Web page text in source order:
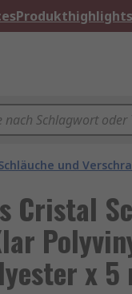
Produkthighlights
und
Cristal
x 5